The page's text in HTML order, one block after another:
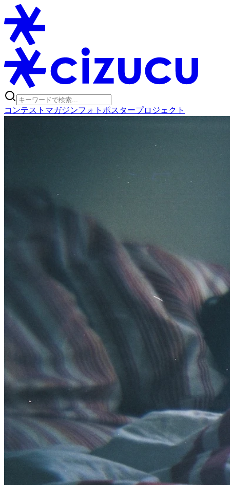
コンテスト マガジンフォトポスタープロジェクト